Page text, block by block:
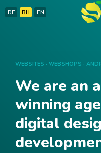
DE BH EN
WEBSITES · WEBSHOPS ·
We are an
winning
digital
Usluge
Blog
Kontakt